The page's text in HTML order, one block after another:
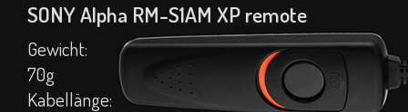
SONY Alpha RM-S1AM XP remote
Gewicht:
70g
Kabellänge: